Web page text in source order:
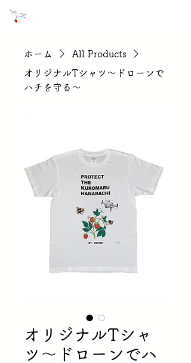
ホーム
All Products
オリジナルTシャツ～ドローンで
ハチを守る～
オリジナルTシャ
ツ～ドローンでハ